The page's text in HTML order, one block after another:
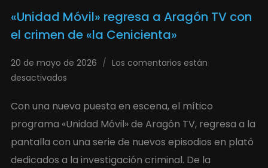
«Unidad Móvil» regresa a Aragón TV con
el crimen de «la Cenicienta»
20 de mayo de 2026
Los comentarios están
desactivados
Con una nueva puesta en escena, el mítico
programa «Unidad Móvil» de Aragón TV, regresa a la
pantalla con una serie de nuevos episodios en plató
dedicados a la investigación criminal. De la